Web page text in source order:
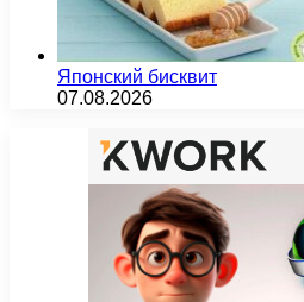
Японский бисквит
07.08.2026